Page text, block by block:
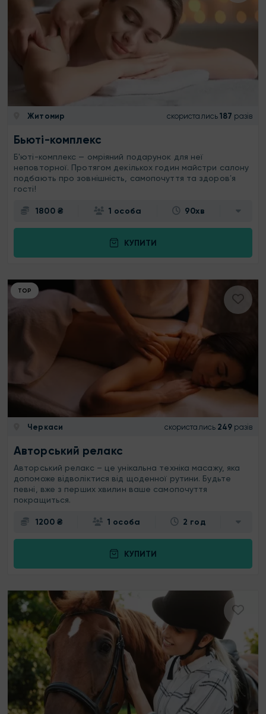
Житомир скористались 187 разів
Бьюті-комплекс
Б'юті-комплекс — омріяний подарунок для неї
неповторної. Протягом декількох годин майстри салону
подбають про зовнішність, самопочуття та здоровʼя
гості!
1800 ₴ 1 особа 90хв
КУПИТИ
ТОР
Черкаси скористались 249 разів
Авторський релакс
Авторський релакс – це унікальна техніка масажу, яка
допоможе відволіктися від щоденної рутини. Будьте
певні, вже з перших хвилин ваше самопочуття
покращиться.
1200 ₴ 1 особа 2 год
КУПИТИ